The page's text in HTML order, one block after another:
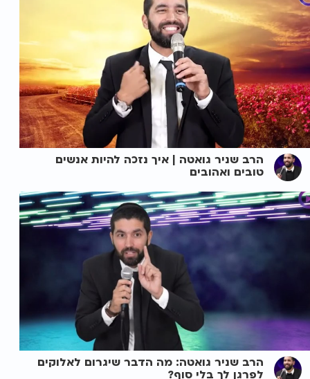
הרב שניר גואטה | איך נזכה להיות אנשים
טובים ואהובים
הרב שניר גואטה: מה הדבר שיגרום לאלוקים
לפרגן לך בלי סוף?